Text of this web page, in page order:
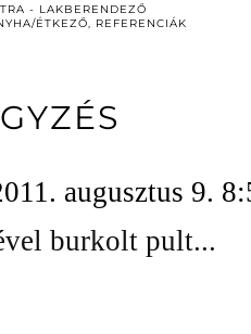
- LAKBERENDEZŐ
ÉTKEZŐ, REFERENCIÁK
augusztus 9.
burkolt pult...